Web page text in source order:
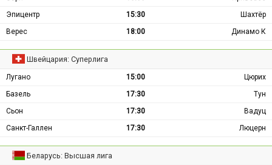
Эпицентр
15:30
Шахтёр
Верес
18:00 Динамо К
Швейцария: Суперлига
Лугано 15:00
Цюрих
Базель
17:30
Тун
Сьон
17:30
Вадуц
Санкт-Галлен
17:30 Люцерн
Беларусь: Высшая лига